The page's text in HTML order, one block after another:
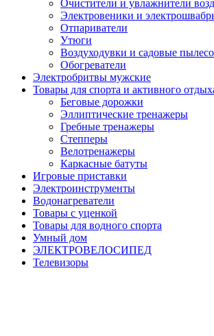
Очистители и увлажнители
Электровеники и
Отпариватели
Утюги
Воздуходувки и садовые
Обогреватели
Электробритвы мужские
Товары для спорта и активного
Беговые дорожки
Эллиптические тренажеры
Гребные тренажеры
Степперы
Велотренажеры
Каркасные батуты
Игровые приставки
Электроинструменты
Водонагреватели
Товары с уценкой
Товары для водного спорта
Умный дом
ЭЛЕКТРОВЕЛОСИПЕД
Телевизоры